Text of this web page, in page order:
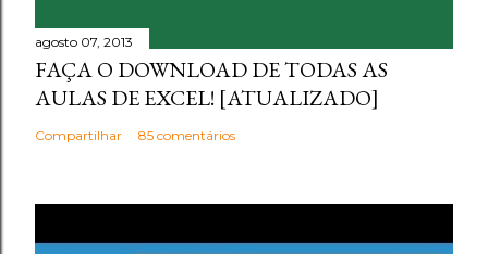
agosto 07, 2013
FAÇA O DOWNLOAD DE TODAS AS
AULAS DE EXCEL! [ATUALIZADO]
Compartilhar 85 comentários